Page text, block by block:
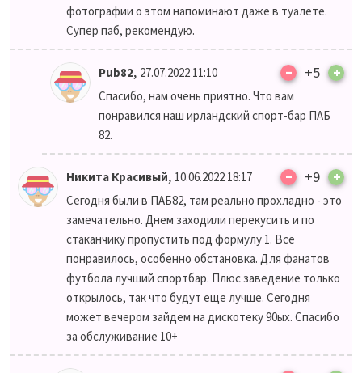
фотографии о этом напоминают даже в туалете.
Супер паб, рекомендую.
Pub82, 27.07.2022 11:10 – +5 +
Спасибо, нам очень приятно. Что вам
понравился наш ирландский спорт-бар ПАБ
82.
Никита Красивый, 10.06.2022 18:17 – +9 +
Сегодня были в ПАБ82, там реально прохладно - это
замечательно. Днем заходили перекусить и по
стаканчику пропустить под формулу 1. Всё
понравилось, особенно обстановка. Для фанатов
футбола лучший спортбар. Плюс заведение только
открылось, так что будут еще лучше. Сегодня
может вечером зайдем на дискотеку 90ых. Спасибо
за обслуживание 10+